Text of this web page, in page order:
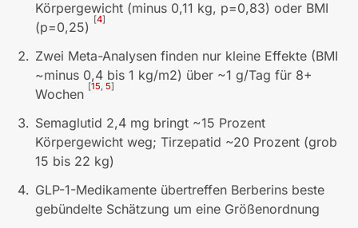
Körpergewicht (minus 0,11 kg, p=0,83) oder BMI
(p=0,25) [4]
Zwei Meta-Analysen finden nur kleine Effekte (BMI
~minus 0,4 bis 1 kg/m2) über ~1 g/Tag für 8+
Wochen [15, 5]
Semaglutid 2,4 mg bringt ~15 Prozent
Körpergewicht weg; Tirzepatid ~20 Prozent (grob
15 bis 22 kg)
GLP-1-Medikamente übertreffen Berberins beste
gebündelte Schätzung um eine Größenordnung